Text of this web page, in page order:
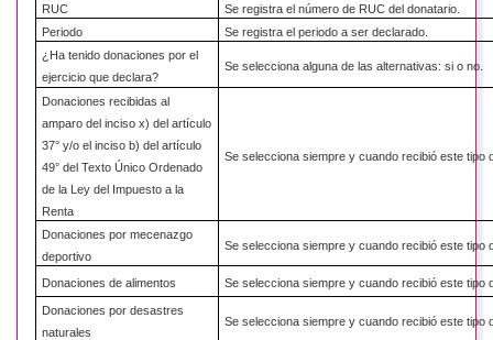
RUC
Se registra el número de RUC del donatario.
Periodo
Se registra el periodo a ser declarado.
¿Ha tenido donaciones por el
ejercicio que declara?
Se selecciona alguna de las alternativas: si o no.
Donaciones recibidas al
amparo del inciso x) del artículo
37° y/o el inciso b) del artículo
49° del Texto Único Ordenado
de la Ley del Impuesto a la
Renta
Se selecciona siempre y cuando recibió este tipo
Donaciones por mecenazgo
deportivo
Se selecciona siempre y cuando recibió este tipo
Donaciones de alimentos Se selecciona siempre y cuando recibió este tipo
Donaciones por desastres
naturales
Se selecciona siempre y cuando recibió este tipo